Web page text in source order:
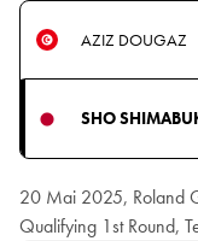
AZIZ DOUGAZ
SHO
20 Mai 2025, Roland
Qualifying 1st Round,